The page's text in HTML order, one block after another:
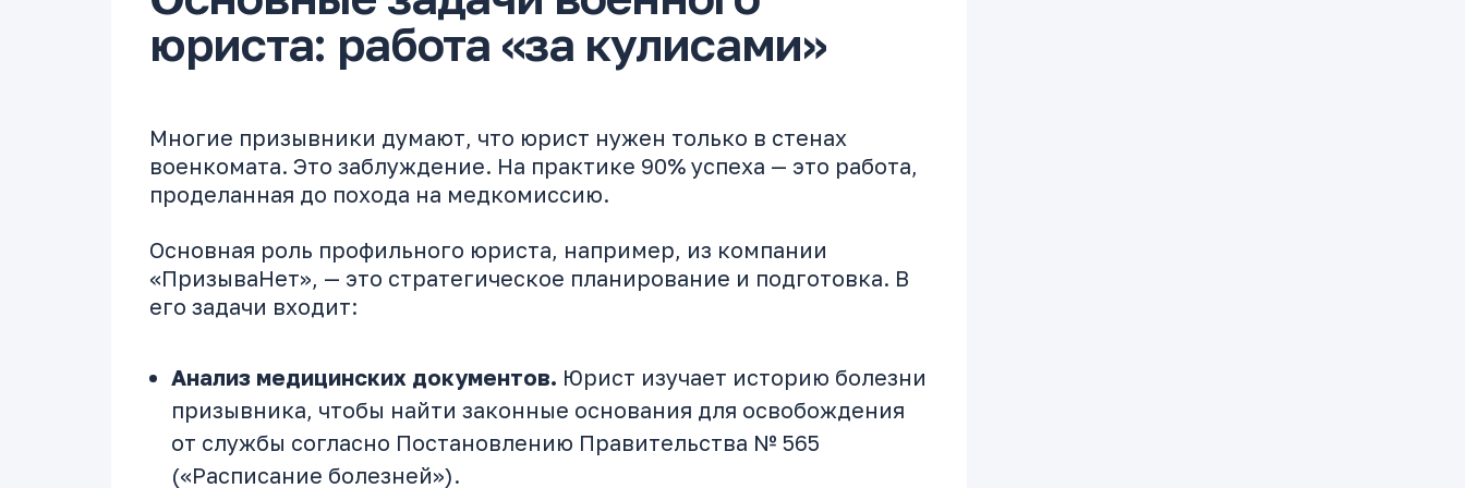
юриста: работа «за кулисами»
Многие призывники думают, что юрист нужен только в стенах
военкомата. Это заблуждение. На практике 90% успеха — это работа,
проделанная до похода на медкомиссию.
Основная роль профильного юриста, например, из компании
«ПризываНет», — это стратегическое планирование и подготовка. В
его задачи входит:
Анализ медицинских документов. Юрист изучает историю болезни
призывника, чтобы найти законные основания для освобождения
от службы согласно Постановлению Правительства № 565
(«Расписание болезней»).